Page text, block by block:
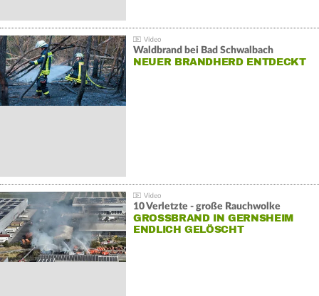
Waldbrand bei Bad Schwalbach
NEUER BRANDHERD ENTDECKT
10 Verletzte - große Rauchwolke
GROSSBRAND IN GERNSHEIM E
NDLICH GELÖSCHT